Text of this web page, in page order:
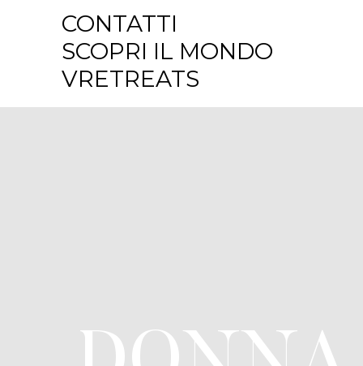
CONTATTI
SCOPRI IL MONDO
VRETREATS